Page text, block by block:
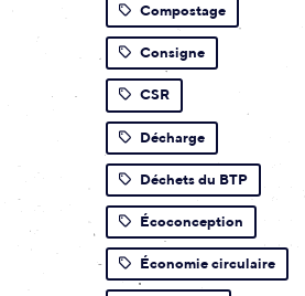
Compostage
Consigne
CSR
Décharge
Déchets du BTP
Écoconception
Économie circulaire